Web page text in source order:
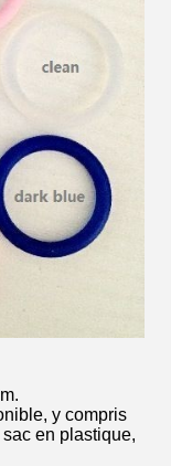
y compris
en plastique,